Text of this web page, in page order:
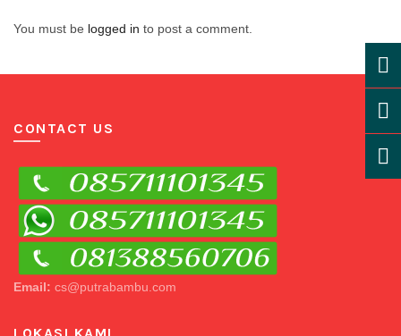
You must be logged in to post a comment.
CONTACT US
Email: cs@putrabambu.com